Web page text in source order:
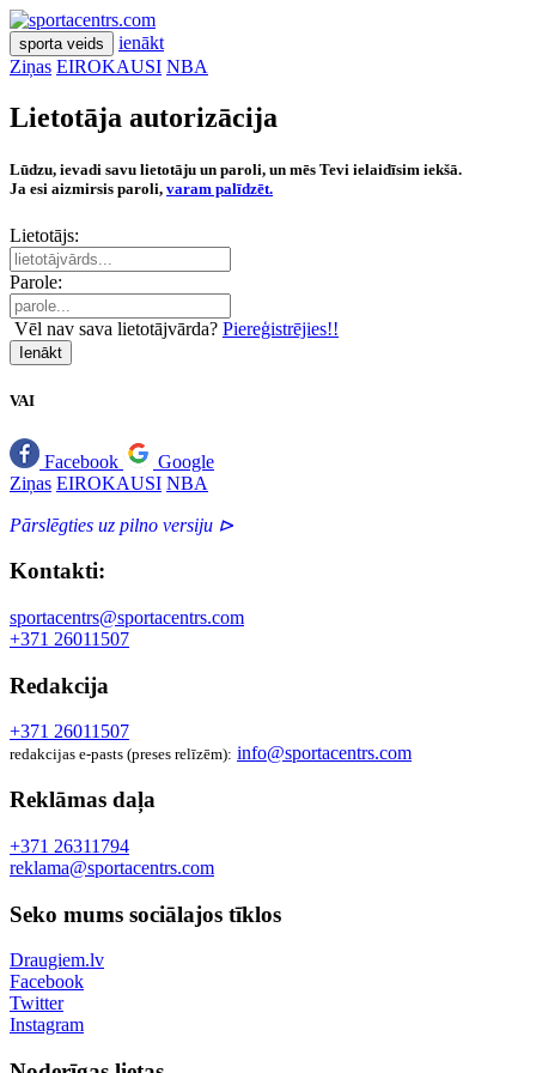
sporta veids
ienākt
Ziņas EIROKAUSI NBA
Lietotāja autorizācija
Lūdzu, ievadi savu lietotāju un paroli, un mēs Tevi ielaidīsim iekšā.
Ja esi aizmirsis paroli, varam palīdzēt.
Lietotājs:
Parole:
Vēl nav sava lietotājvārda? Piereģistrējies!!
Ienākt
VAI
Facebook
Google
Ziņas EIROKAUSI NBA
Pārslēgties uz pilno versiju ⊳
Kontakti:
sportacentrs@sportacentrs.com
+371 26011507
Redakcija
+371 26011507
redakcijas e-pasts (preses relīzēm): info@sportacentrs.com
Reklāmas daļa
+371 26311794
reklama@sportacentrs.com
Seko mums sociālajos tīklos
Draugiem.lv
Facebook
Twitter
Instagram